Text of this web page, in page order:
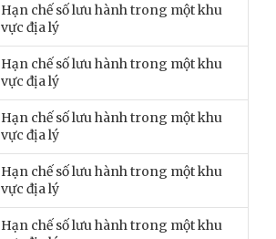
Hạn chế số lưu hành trong một khu
vực địa lý
Hạn chế số lưu hành trong một khu
vực địa lý
Hạn chế số lưu hành trong một khu
vực địa lý
Hạn chế số lưu hành trong một khu
vực địa lý
Hạn chế số lưu hành trong một khu